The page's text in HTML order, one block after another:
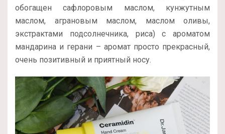
обогащен сафлоровым маслом, кунжутным
маслом, аграновым маслом, маслом оливы,
экстрактами подсолнечника, риса) с ароматом
мандарина и герани – аромат просто прекрасный,
очень позитивный и приятный носу.